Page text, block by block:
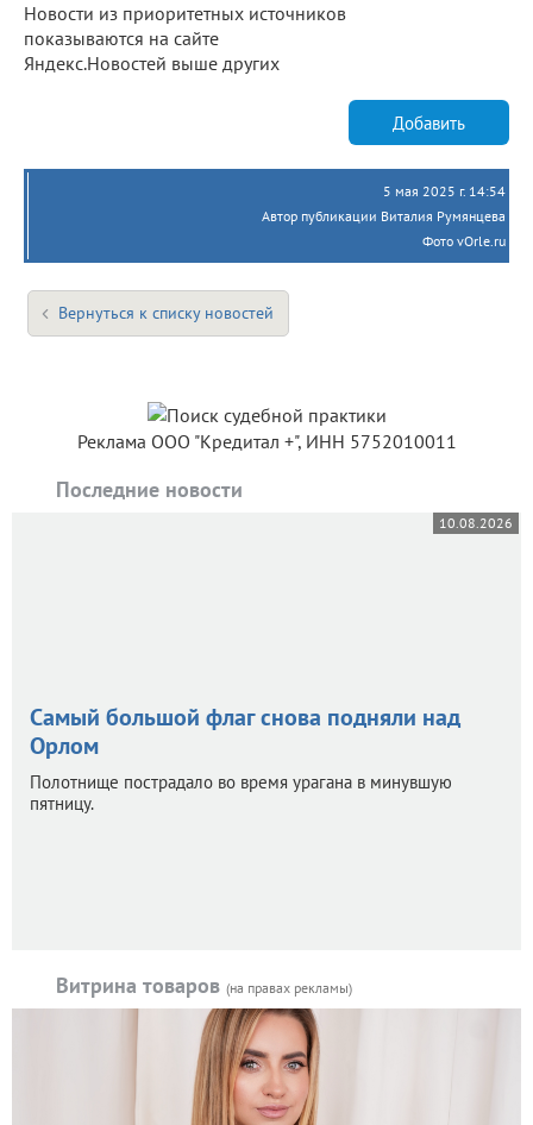
Новости из приоритетных источников
показываются на сайте
Яндекс.Новостей выше других
Добавить
5 мая 2025 г. 14:54
Автор публикации Виталия Румянцева
Фото vOrle.ru
Вернуться к списку новостей
Реклама ООО "Кредитал +", ИНН 5752010011
Последние новости
10.08.2026
Самый большой флаг снова подняли над
Орлом
Полотнище пострадало во время урагана в минувшую
пятницу.
Витрина товаров (на правах рекламы)